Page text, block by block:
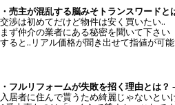
・売主が混乱する脳みそトランスワードと
交渉は初めてだけど物件は安く買いたい..
まず仲介の業者にある秘密を聞いて下さい
すると..リアル価格が聞き出せて指値が可
・フルリフォームが失敗を招く理由とは？
入居者に住んで貰うため綺麗じゃないとい